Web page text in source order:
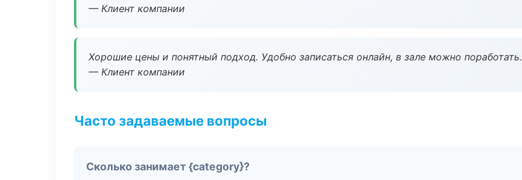
— Клиент компании
Хорошие цены и понятный подход. Удобно записаться онлайн, в зале можно поработать.
— Клиент компании
Часто задаваемые вопросы
Сколько занимает {category}?